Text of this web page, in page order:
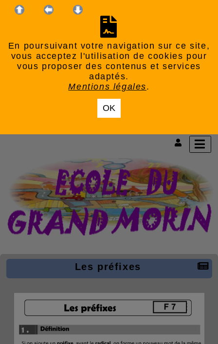
En poursuivant votre navigation sur ce site,
vous acceptez l'utilisation de cookies pour
vous proposer des contenus et services
adaptés.
Mentions légales.
OK
Les préfixes